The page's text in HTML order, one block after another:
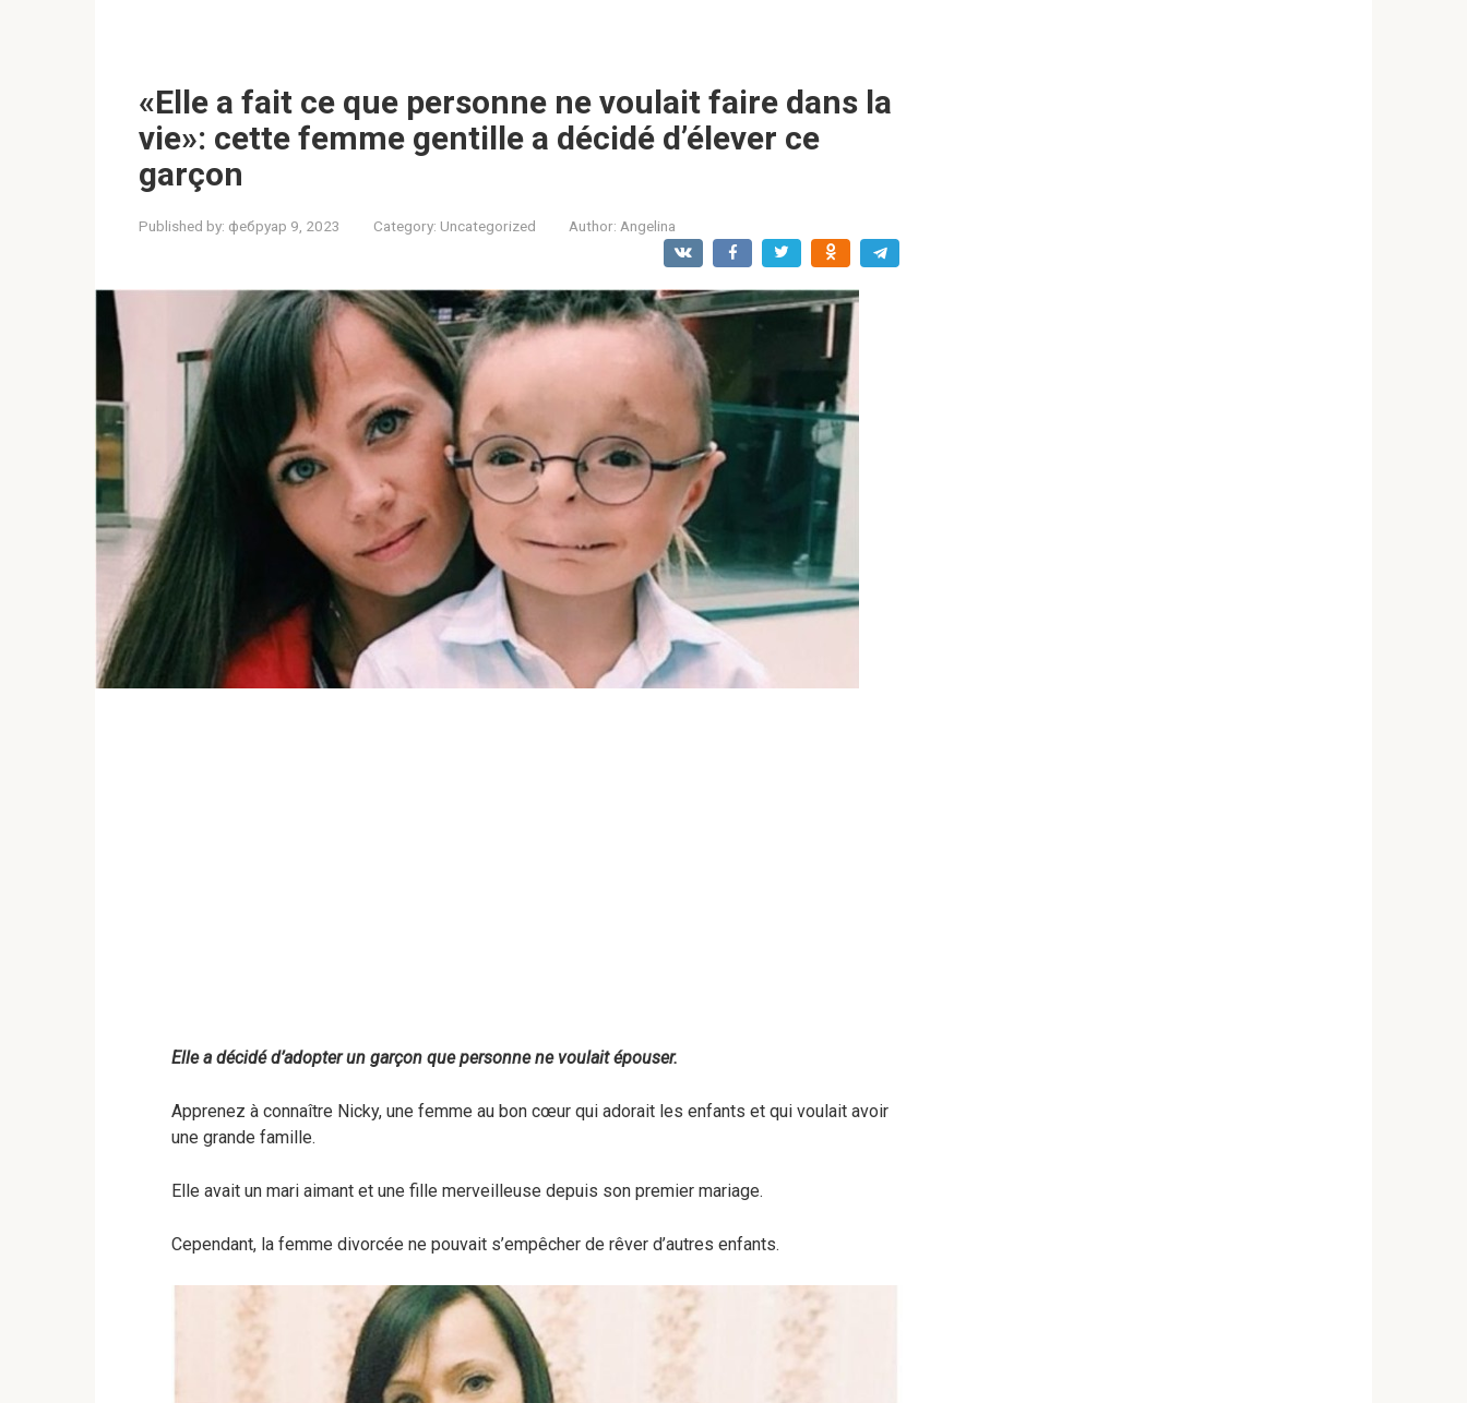
«Elle a fait ce que personne ne voulait faire dans la
vie»: cette femme gentille a décidé d’élever ce
garçon
Published by: фебруар 9, 2023 Category: Uncategorized Author: Angelina
Elle a décidé d’adopter un garçon que personne ne voulait épouser.
Apprenez à connaître Nicky, une femme au bon cœur qui adorait les enfants et qui voulait avoir
une grande famille.
Elle avait un mari aimant et une fille merveilleuse depuis son premier mariage.
Cependant, la femme divorcée ne pouvait s’empêcher de rêver d’autres enfants.